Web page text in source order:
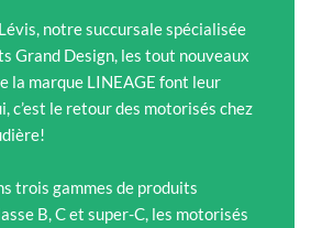
notre succursale spécialisée
Grand Design, les tout nouveaux
la marque LINEAGE font leur
c’est le retour des motorisés chez
trois gammes de produits
B, C et super-C, les motorisés